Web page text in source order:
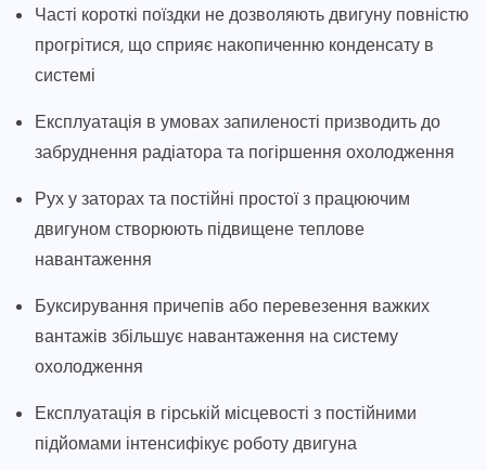
Часті короткі поїздки не дозволяють двигуну повністю
прогрітися, що сприяє накопиченню конденсату в
системі
Експлуатація в умовах запиленості призводить до
забруднення радіатора та погіршення охолодження
Рух у заторах та постійні простої з працюючим
двигуном створюють підвищене теплове
навантаження
Буксирування причепів або перевезення важких
вантажів збільшує навантаження на систему
охолодження
Експлуатація в гірській місцевості з постійними
підйомами інтенсифікує роботу двигуна